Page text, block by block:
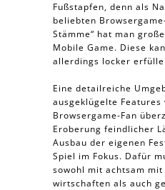
Fußstapfen, denn als
beliebten
Stämme“ hat man
Mobile Game. Diese
allerdings locker
Eine detailreiche
ausgeklügelte Features
Browsergame-Fan
Eroberung feindlicher
Ausbau der eigenen
Spiel im Fokus. Dafür
sowohl mit achtsam mit
wirtschaften als auch